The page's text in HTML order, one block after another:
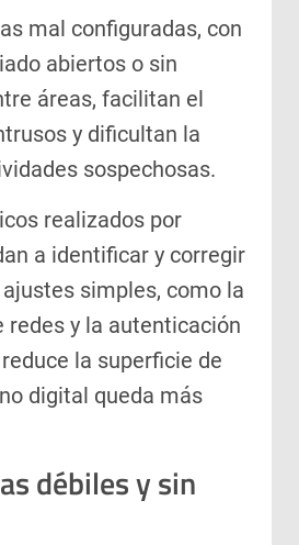
mal configuradas, con
abiertos o sin
áreas, facilitan el
y dificultan la
sospechosas.
realizados por
a identificar y corregir
simples, como la
redes y la autenticación
la superficie de
digital queda más
débiles y sin